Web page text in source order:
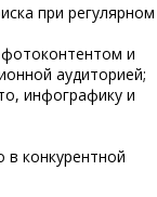
при регулярном
и
аудиторией;
инфографику и
конкурентной